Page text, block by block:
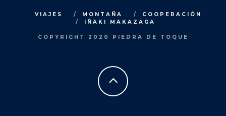
VIAJES MONTAÑA
COOPERACIÓN
IÑAKI MAKAZAGA
COPYRIGHT 2020 PIEDRA DE TOQUE